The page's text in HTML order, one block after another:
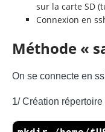
sur la carte SD
Connexion en
Méthode «
On se connecte en
1/ Création répertoire